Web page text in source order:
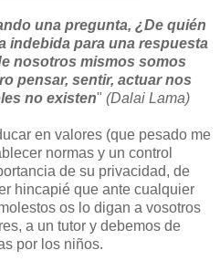
una pregunta, ¿De quién
indebida para una respuesta
nosotros mismos somos
pensar, sentir, actuar nos
no existen" (Dalai Lama)
en valores (que pesado me
normas y un control
de su privacidad, de
hincapié que ante cualquier
os lo digan a vosotros
a un tutor y debemos de
por los niños.